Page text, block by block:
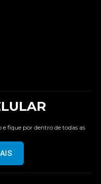
fique por dentro de todas as